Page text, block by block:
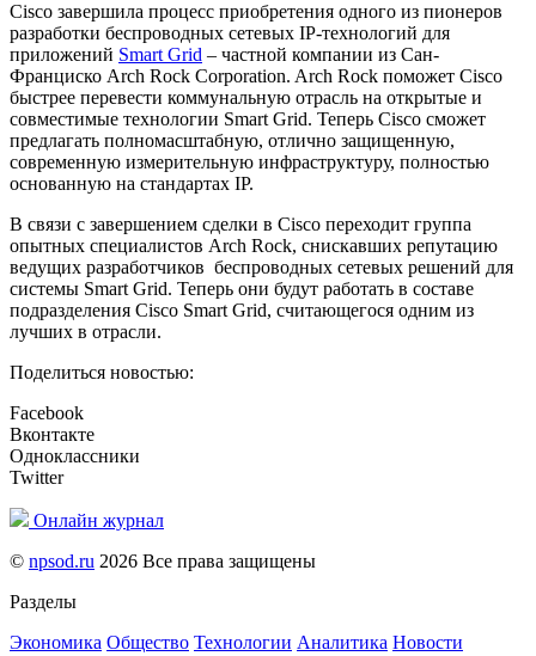
Cisco завершила процесс приобретения одного из пионеров
разработки беспроводных сетевых IP-технологий для
приложений Smart Grid – частной компании из Сан-
Франциско Arch Rock Corporation. Arch Rock поможет Cisco
быстрее перевести коммунальную отрасль на открытые и
совместимые технологии Smart Grid. Теперь Cisco сможет
предлагать полномасштабную, отлично защищенную,
современную измерительную инфраструктуру, полностью
основанную на стандартах IP.
В связи с завершением сделки в Cisco переходит группа
опытных специалистов Arch Rock, снискавших репутацию
ведущих разработчиков беспроводных сетевых решений для
системы Smart Grid. Теперь они будут работать в составе
подразделения Cisco Smart Grid, считающегося одним из
лучших в отрасли.
Поделиться новостью:
Facebook
Вконтакте
Одноклассники
Twitter
Онлайн журнал
© npsod.ru 2026 Все права защищены
Разделы
Экономика Общество Технологии Аналитика Новости